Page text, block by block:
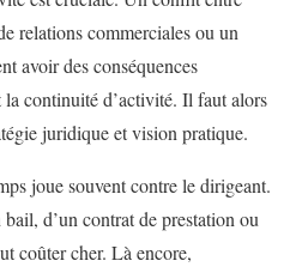
relations commerciales ou un
avoir des conséquences
la continuité d’activité. Il faut alors
juridique et vision pratique.
joue souvent contre le dirigeant.
d’un contrat de prestation ou
coûter cher. Là encore,